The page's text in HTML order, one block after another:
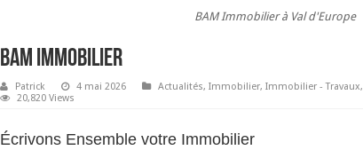
BAM Immobilier à Val d'Europe
BAM Immobilier
Patrick 4 mai 2026 Actualités, Immobilier, Immobilier - Travaux,
20,820 Views
Écrivons Ensemble votre Immobilier